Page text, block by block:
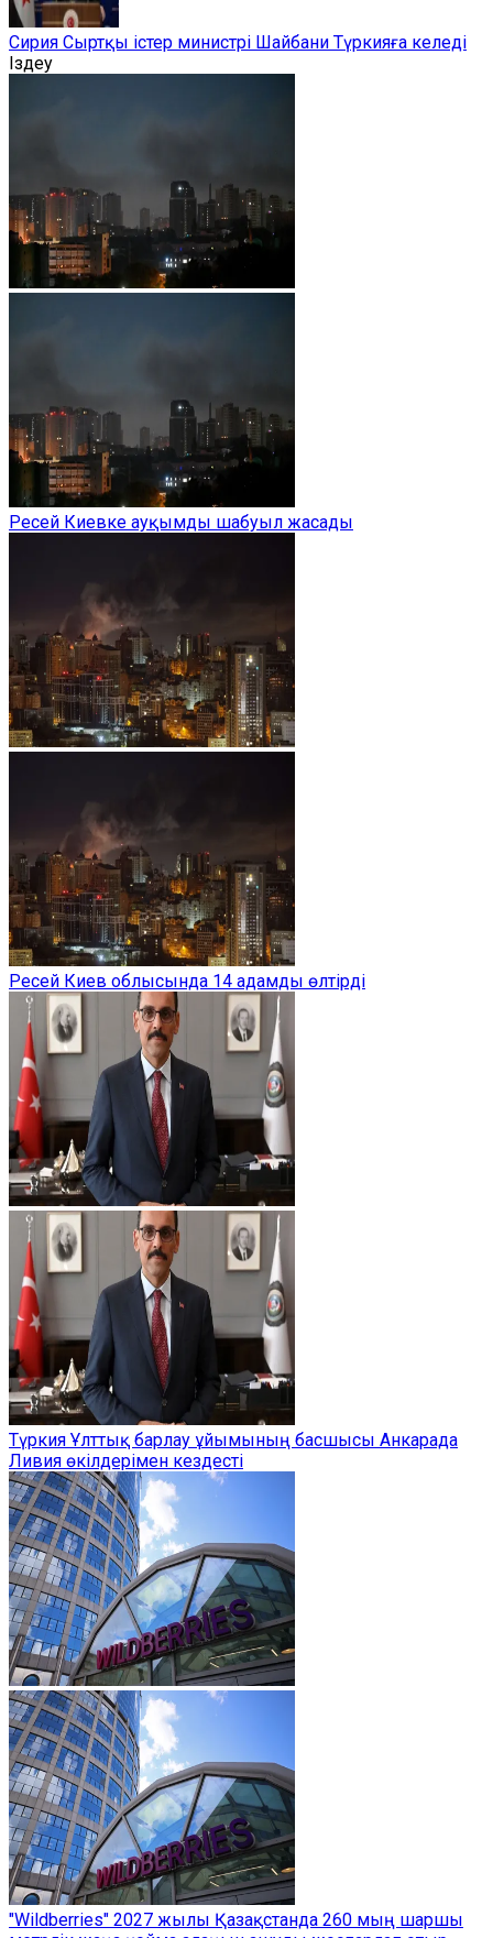
Сирия Сыртқы істер министрі Шайбани Түркияға келеді
Іздеу
Ресей Киевке ауқымды шабуыл жасады
Ресей Киев облысында 14 адамды өлтірді
Түркия Ұлттық барлау ұйымының басшысы Анкарада
Ливия өкілдерімен кездесті
"Wildberries" 2027 жылы Қазақстанда 260 мың шаршы